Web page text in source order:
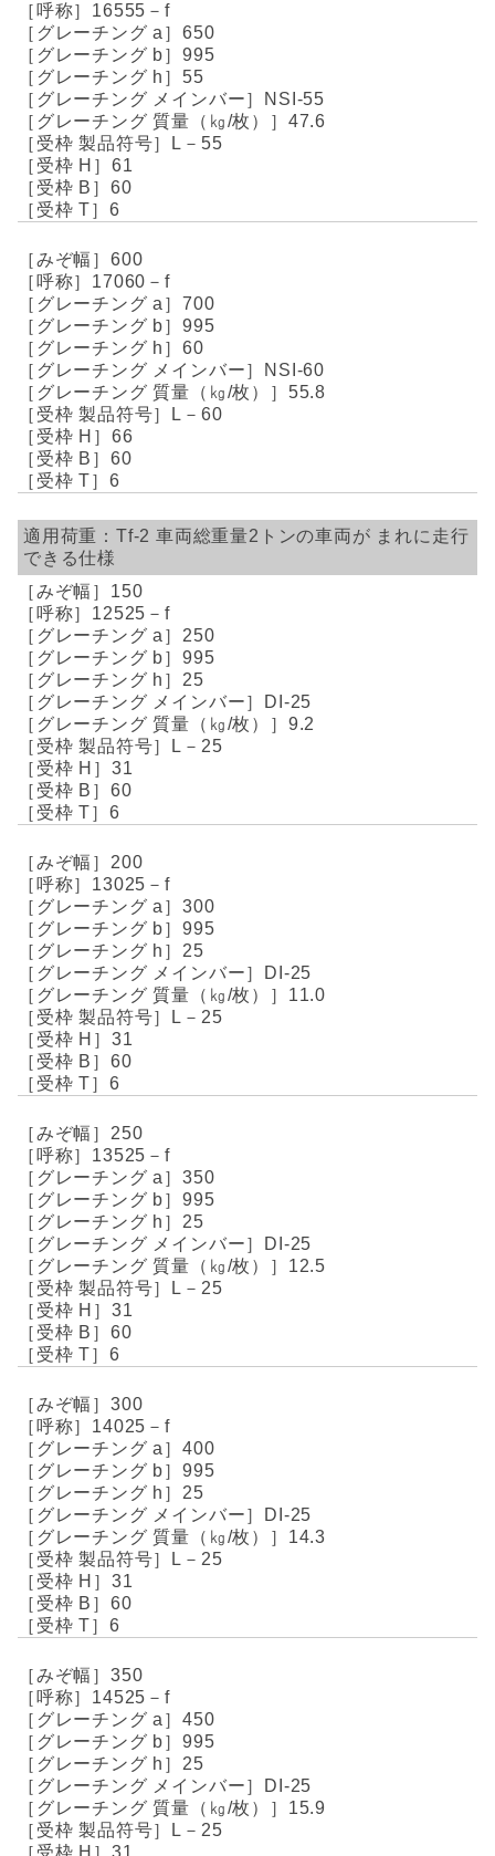
16555－f
650
995
55
NSI-55
47.6
L－55
61
60
6
600
17060－f
700
995
60
NSI-60
55.8
L－60
66
60
6
Tf-2 車両総重量2トンの車両が まれに走行
できる仕様
150
12525－f
250
995
25
DI-25
9.2
L－25
31
60
6
200
13025－f
300
995
25
DI-25
11.0
L－25
31
60
6
250
13525－f
350
995
25
DI-25
12.5
L－25
31
60
6
300
14025－f
400
995
25
DI-25
14.3
L－25
31
60
6
350
14525－f
450
995
25
DI-25
15.9
L－25